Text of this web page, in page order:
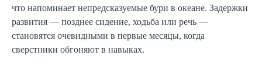
что напоминает непредсказуемые бури в океане. Задержки
развития — позднее сидение, ходьба или речь —
становятся очевидными в первые месяцы, когда
сверстники обгоняют в навыках.